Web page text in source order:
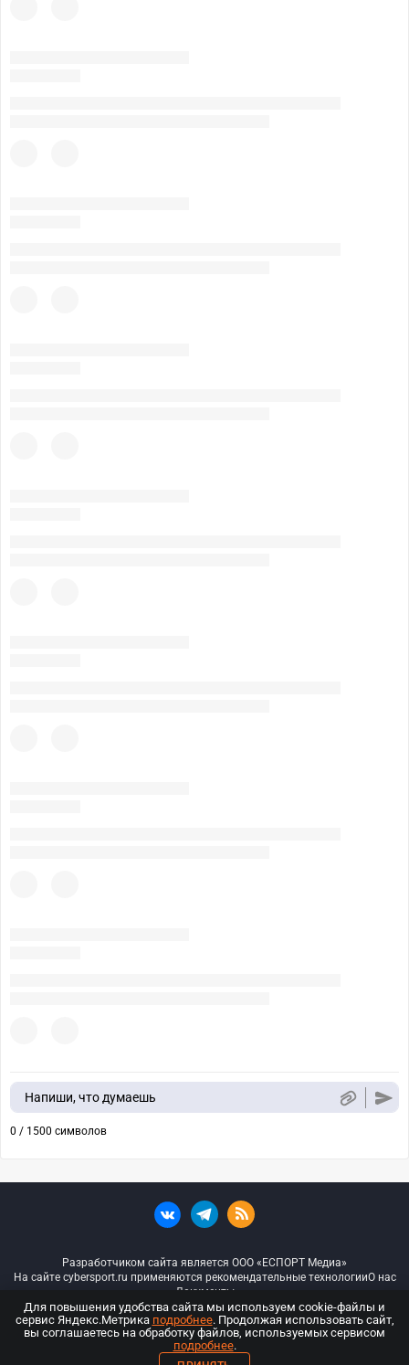
Напиши, что думаешь
0 / 1500 символов
Разработчиком сайта является ООО «ЕСПОРТ Медиа»
На сайте cybersport.ru применяются рекомендательные технологииО нас
Документы
© ООО «Киберспорт.ру» — Все права защищены
18+
Для повышения удобства сайта мы используем cookie-файлы и
сервис Яндекс.Метрика подробнее. Продолжая использовать сайт,
вы соглашаетесь на обработку файлов, используемых сервисом
подробнее.